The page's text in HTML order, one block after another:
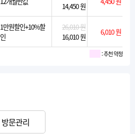
14,450 원
1만원할인+10%할
인
26,010 원
16,010 원
6,010 원
: 추천 약정
방문관리